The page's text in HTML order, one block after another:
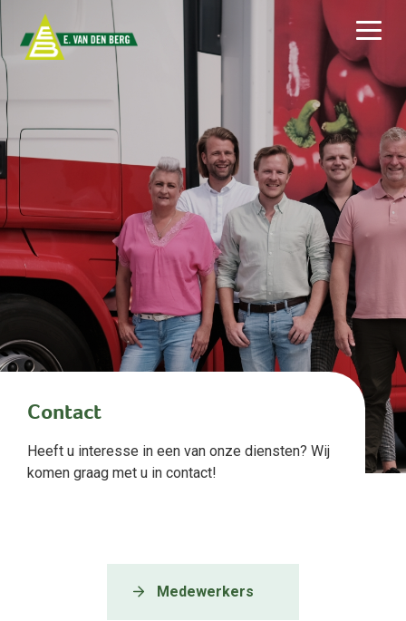
Contact
Heeft u interesse in een van onze diensten? Wij
komen graag met u in contact!
Medewerkers